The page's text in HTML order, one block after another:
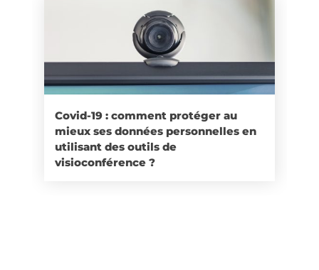
Covid-19 : comment protéger au
mieux ses données personnelles en
utilisant des outils de
visioconférence ?